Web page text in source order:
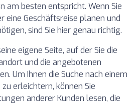
am besten entspricht. Wenn Sie
eine Geschäftsreise planen und
sind Sie hier genau richtig.
eigene Seite, auf der Sie die
und die angebotenen
Um Ihnen die Suche nach einem
erleichtern, können Sie
anderer Kunden lesen, die